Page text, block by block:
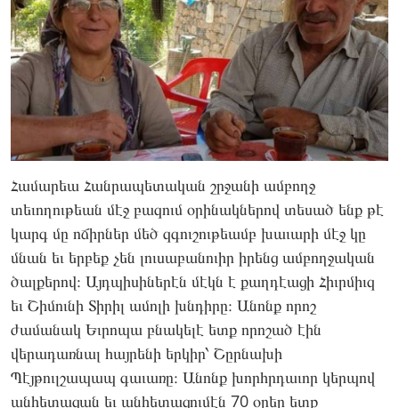
Համարեա Հանրապետական շրջանի ամբողջ
տեւողութեան մէջ բազում օրինակներով տեսած ենք թէ
կարգ մը ոճիրներ մեծ զգուշութեամբ խաւարի մէջ կը
մնան եւ երբեք չեն լուսաբանուիր իրենց ամբողջական
ծալքերով։ Այդպիսիներէն մէկն է քաղդէացի Հիւրմիւզ
եւ Շիմունի Տիրիլ ամոլի խնդիրը։ Անոնք որոշ
ժամանակ Եւրոպա բնակելէ ետք որոշած էին
վերադառնալ հայրենի երկիր՝ Շըրնախի
Պէյթուլշապապ գաւառը։ Անոնք խորհրդաւոր կերպով
անհետացան եւ անհետացումէն 70 օրեր ետք